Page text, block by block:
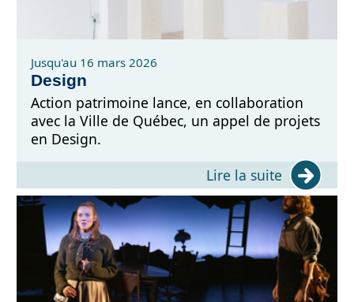
Jusqu'au 16 mars 2026
Design
Action patrimoine lance, en collaboration
avec la Ville de Québec, un appel de projets
en Design.
Lire la suite